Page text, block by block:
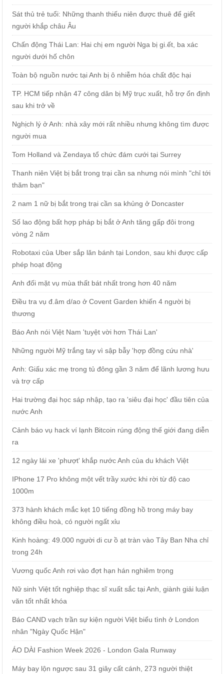
Sát thủ trẻ tuổi: Những thanh thiếu niên được thuê để giết
người khắp châu Âu
Chấn động Thái Lan: Hai chị em người Nga bị gi.ết, ba xác
người dưới hố chôn
Toàn bộ nguồn nước tại Anh bị ô nhiễm hóa chất độc hại
TP. HCM tiếp nhận 47 công dân bị Mỹ trục xuất, hỗ trợ ổn định
sau khi trở về
Nghịch lý ở Anh: nhà xây mới rất nhiều nhưng không tìm được
người mua
Tom Holland và Zendaya tổ chức đám cưới tại Surrey
Thanh niên Việt bị bắt trong trại cần sa nhưng nói mình "chỉ tới
thăm bạn"
2 nam 1 nữ bị bắt trong trại cần sa khủng ở Doncaster
Số lao động bất hợp pháp bị bắt ở Anh tăng gấp đôi trong
vòng 2 năm
Robotaxi của Uber sắp lăn bánh tại London, sau khi được cấp
phép hoạt động
Anh đối mặt vụ mùa thất bát nhất trong hơn 40 năm
Điều tra vụ đ.âm d/ao ở Covent Garden khiến 4 người bị
thương
Báo Anh nói Việt Nam 'tuyệt vời hơn Thái Lan'
Những người Mỹ trắng tay vì sập bẫy 'hợp đồng cứu nhà'
Anh: Giấu xác mẹ trong tủ đông gần 3 năm để lãnh lương hưu
và trợ cấp
Hai trường đại học sáp nhập, tạo ra 'siêu đại học' đầu tiên của
nước Anh
Cảnh báo vụ hack ví lạnh Bitcoin rúng động thế giới đang diễn
ra
12 ngày lái xe 'phượt' khắp nước Anh của du khách Việt
IPhone 17 Pro không một vết trầy xước khi rời từ độ cao
1000m
373 hành khách mắc kẹt 10 tiếng đồng hồ trong máy bay
không điều hoà, có người ngất xỉu
Kinh hoàng: 49.000 người di cư ồ ạt tràn vào Tây Ban Nha chỉ
trong 24h
Vương quốc Anh rơi vào đợt hạn hán nghiêm trọng
Nữ sinh Việt tốt nghiệp thạc sĩ xuất sắc tại Anh, giành giải luận
văn tốt nhất khóa
Báo CAND vạch trần sự kiện người Việt biểu tình ở London
nhân "Ngày Quốc Hận"
ÁO DÀI Fashion Week 2026 - London Gala Runway
Máy bay lộn ngược sau 31 giây cất cánh, 273 người thiệt